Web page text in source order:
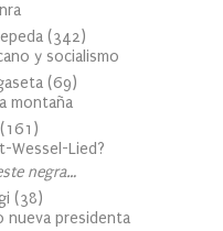
(342)
y socialismo
(69)
montaña
(161 )
Wessel-Lied?
negra…
(38)
nueva presidenta